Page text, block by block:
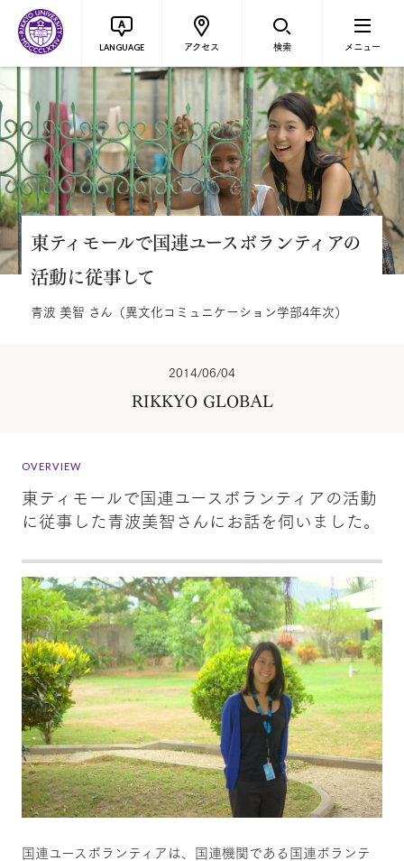
LANGUAGE アクセス 検索 メニュー
東ティモールで国連ユースボランティアの
活動に従事して
青波 美智 さん（異文化コミュニケーション学部4年次）
2014/06/04
RIKKYO GLOBAL
OVERVIEW
東ティモールで国連ユースボランティアの活動
に従事した青波美智さんにお話を伺いました。
国連ユースボランティアは、国連機関である国連ボランテ